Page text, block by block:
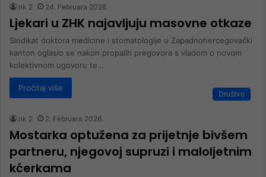
nk 2 24. Februara 2026.
Ljekari u ZHK najavljuju masovne otkaze
Sindikat doktora medicine i stomatologije u Zapadnohercegovački
kanton oglasio se nakon propalih pregovora s vladom o novom
kolektivnom ugovoru te…
Pročitaj više
Društvo
nk 2 2. Februara 2026.
Mostarka optužena za prijetnje bivšem
partneru, njegovoj supruzi i maloljetnim
kćerkama